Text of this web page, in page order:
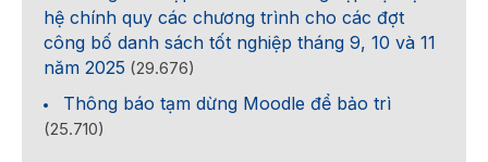
hệ chính quy các chương trình cho các đợt
công bố danh sách tốt nghiệp tháng 9, 10 và 11
năm 2025 (29.676)
Thông báo tạm dừng Moodle để bảo trì
(25.710)